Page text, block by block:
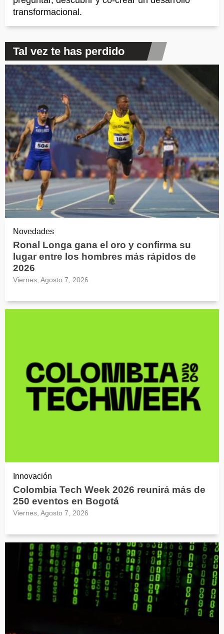
transformacional.
Tal vez te has perdido
Novedades
Ronal Longa gana el oro y confirma su
lugar entre los hombres más rápidos de
2026
Viernes, Agosto 7, 2026
Innovación
Colombia Tech Week 2026 reunirá más de
250 eventos en Bogotá
Viernes, Agosto 7, 2026